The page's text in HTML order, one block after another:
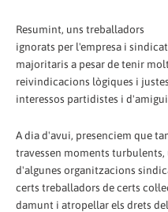
Resumint, uns treballadors
ignorats per l'empresa i
majoritaris a pesar de tenir
reivindicacions lògiques i
interessos partidistes i
A dia d'avui, presenciem que
travessen moments
d'algunes organitzacions
certs treballadors de certs
damunt i atropellar els drets